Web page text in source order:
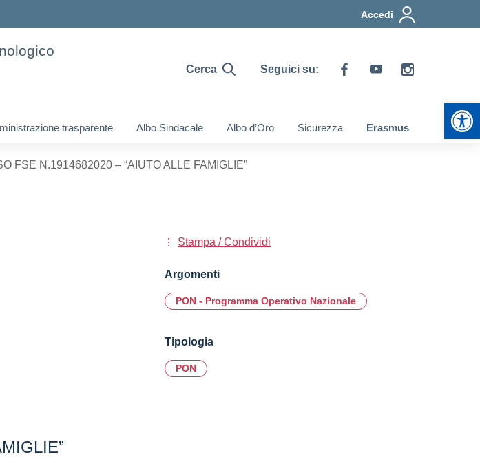
Accedi
Cerca Seguici su:
trasparente Albo Sindacale Albo d’Oro Sicurezza Erasmus
FSE N.1914682020 – “AIUTO ALLE FAMIGLIE”
Stampa / Condividi
Argomenti
PON - Programma Operativo Nazionale
Tipologia
PON